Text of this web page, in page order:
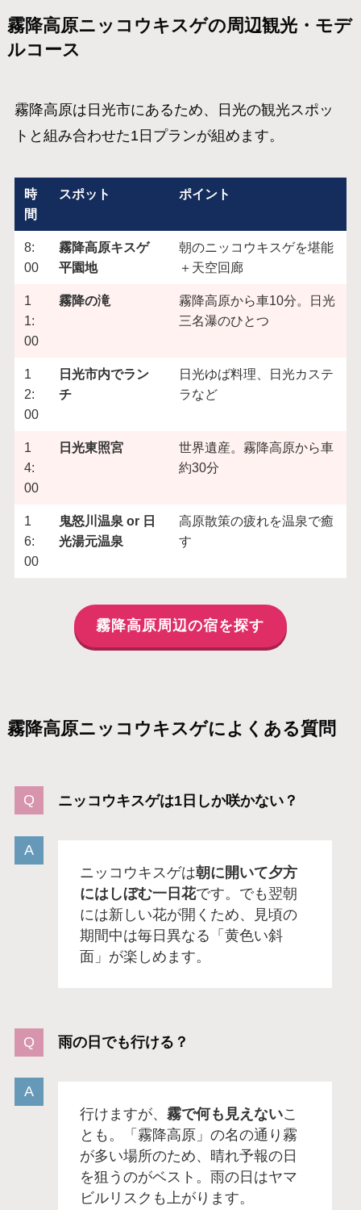
霧降高原ニッコウキスゲの周辺観光・モデ
ルコース
霧降高原は日光市にあるため、日光の観光スポッ
トと組み合わせた1日プランが組めます。
時
間
スポット ポイント
8:
00
霧降高原キスゲ
平園地
朝のニッコウキスゲを堪能
＋天空回廊
1
1:
00
霧降の滝
霧降高原から車10分。日光
三名瀑のひとつ
1
2:
00
日光市内でラン
チ
日光ゆば料理、日光カステ
ラなど
1
4:
00
日光東照宮
世界遺産。霧降高原から車
約30分
1
6:
00
鬼怒川温泉 or 日
光湯元温泉
高原散策の疲れを温泉で癒
す
霧降高原周辺の宿を探す
霧降高原ニッコウキスゲによくある質問
ニッコウキスゲは1日しか咲かない？
ニッコウキスゲは朝に開いて夕方
にはしぼむ一日花です。でも翌朝
には新しい花が開くため、見頃の
期間中は毎日異なる「黄色い斜
面」が楽しめます。
雨の日でも行ける？
行けますが、 霧で何も見えないこ
とも。「霧降高原」の名の通り霧
が多い場所のため、晴れ予報の日
を狙うのがベスト。雨の日はヤマ
ビルリスクも上がります。